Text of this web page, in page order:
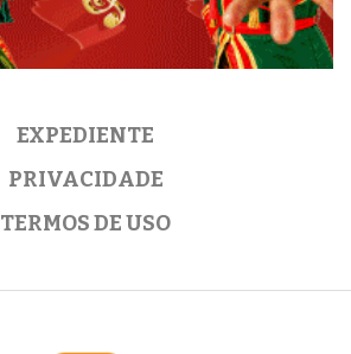
EXPEDIENTE
PRIVACIDADE
TERMOS DE USO